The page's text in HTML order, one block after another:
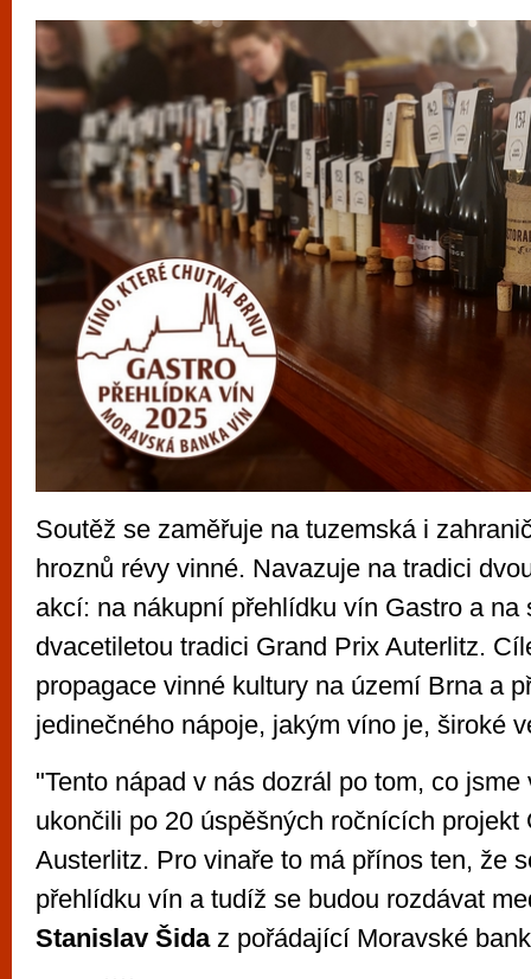
Soutěž se zaměřuje na tuzemská i
hroznů révy vinné. Navazuje na tradici
akcí: na nákupní přehlídku vín Gastro a na
dvacetiletou tradici Grand Prix Auterlitz.
propagace vinné kultury na území Brna a
jedinečného nápoje, jakým víno je, široké
"Tento nápad v nás dozrál po tom, co jsme
ukončili po 20 úspěšných ročnících projekt
Austerlitz. Pro vinaře to má přínos ten, že
přehlídku vín a tudíž se budou rozdávat
Stanislav Šidaz pořádající Moravské
vyzkoušet různé kasinové hry. V
metropoli naleznete širokou nabídku her
po moderní automaty jak pro pravidelné
příležitostné hráče. V...